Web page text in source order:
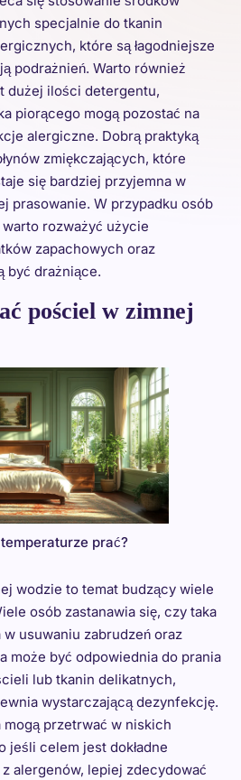
specjalnie do tkanin
które są łagodniejsze
podrażnień. Warto również
dużej ilości detergentu,
piorącego mogą pozostać na
alergiczne. Dobrą praktyką
zmiękczających, które
się bardziej przyjemna w
prasowanie. W przypadku osób
rozważyć użycie
zapachowych oraz
być drażniące.
pościel w zimnej
prać?
wodzie to temat budzący wiele
osób zastanawia się, czy taka
usuwaniu zabrudzeń oraz
może być odpowiednia do prania
lub tkanin delikatnych,
wystarczającą dezynfekcję.
przetrwać w niskich
jeśli celem jest dokładne
alergenów, lepiej zdecydować